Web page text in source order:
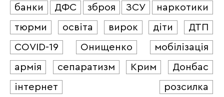
банки ДФС зброя ЗСУ
наркотики
тюрми
освіта вирок діти
ДТП
COVID-19
Онищенко
мобілізація
армія
сепаратизм Крим
Донбас
інтернет
розсилка